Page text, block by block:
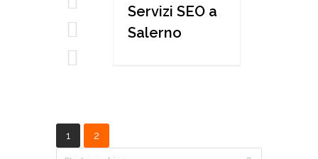
Servizi SEO a
Salerno
1 2